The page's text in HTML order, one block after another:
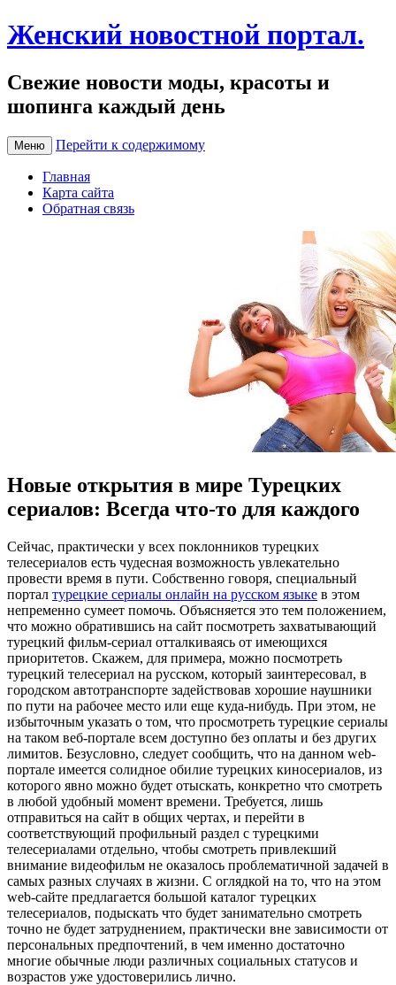
Женский новостной портал.
Свежие новости моды, красоты и
шопинга каждый день
Меню Перейти к содержимому
Главная
Карта сайта
Обратная связь
Новые открытия в мире Турецких
сериалов: Всегда что-то для каждого
Сeйчaс, прaктичeски у всех поклонников турецких
телесериалов есть чудесная возможность увлекательно
провести время в пути. Собственно говоря, специальный
портал турецкие сериалы онлайн на русском языке в этом
непременно сумеет помочь. Объясняется это тем положением,
что можно обратившись на сайт посмотреть захватывающий
турецкий фильм-сериал отталкиваясь от имеющихся
приоритетов. Скажем, для примера, можно посмотреть
турецкий телесериал на русском, который заинтересовал, в
городском автотранспорте задействовав хорошие наушники
по пути на рабочее место или еще куда-нибудь. При этом, не
избыточным указать о том, что просмотреть турецкие сериалы
на таком веб-портале всем доступно без оплаты и без других
лимитов. Безусловно, следует сообщить, что на данном web-
портале имеется солидное обилие турецких киносериалов, из
которого явно можно будет отыскать, конкретно что смотреть
в любой удобный момент времени. Требуется, лишь
отправиться на сайт в общих чертах, и перейти в
соответствующий профильный раздел с турецкими
телесериалами отдельно, чтобы смотреть привлекший
внимание видеофильм не оказалось проблематичной задачей в
самых разных случаях в жизни. С оглядкой на то, что на этом
web-сайте предлагается большой каталог турецких
телесериалов, подыскать что будет занимательно смотреть
точно не будет затруднением, практически вне зависимости от
персональных предпочтений, в чем именно достаточно
многие обычные люди различных социальных статусов и
возрастов уже удостоверились лично.